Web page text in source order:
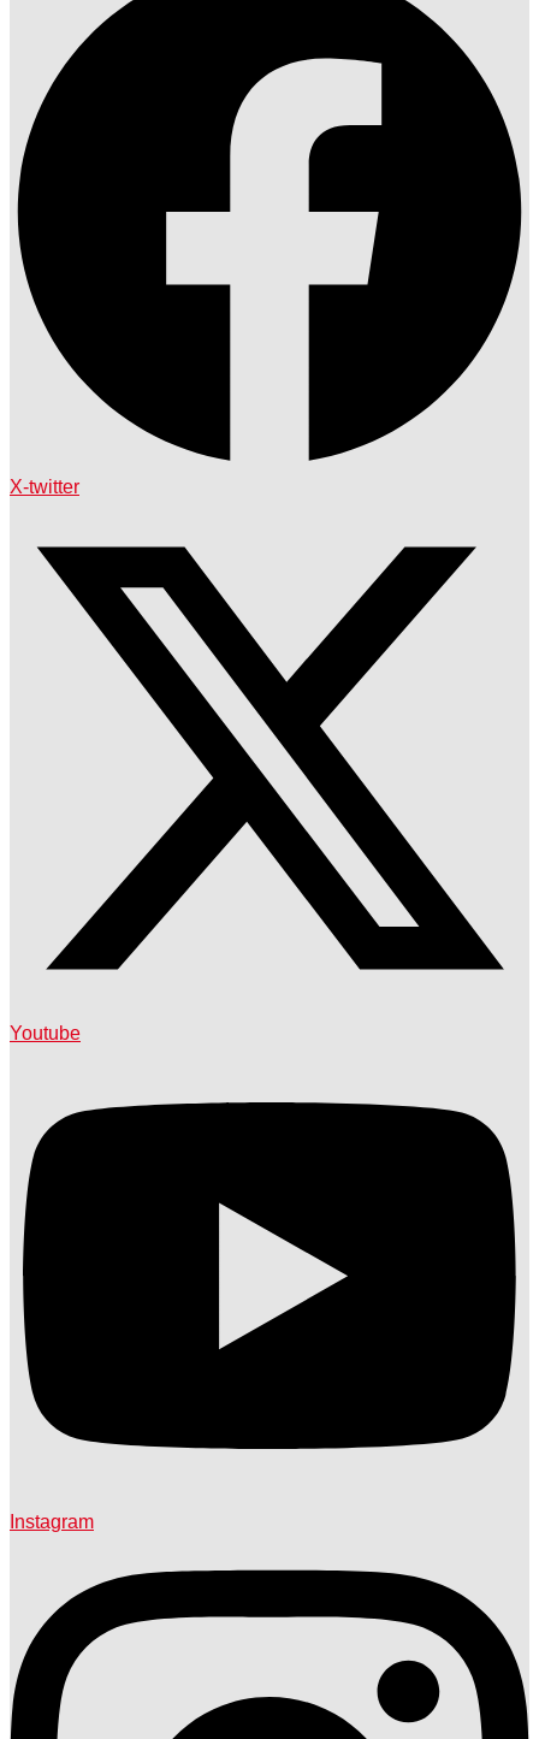
X-twitter
Youtube
Instagram